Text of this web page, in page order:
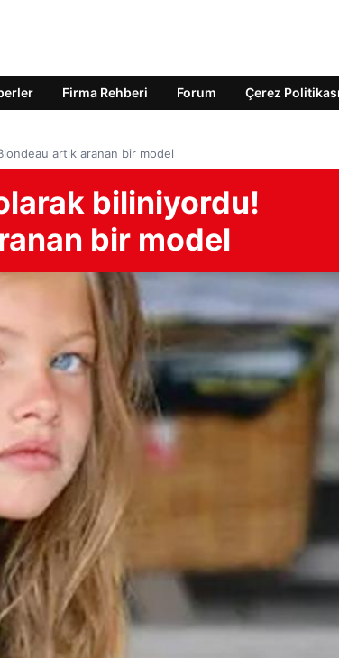
Firma Rehberi Forum Çerez
artık aranan bir model
olarak biliniyordu!
bir model